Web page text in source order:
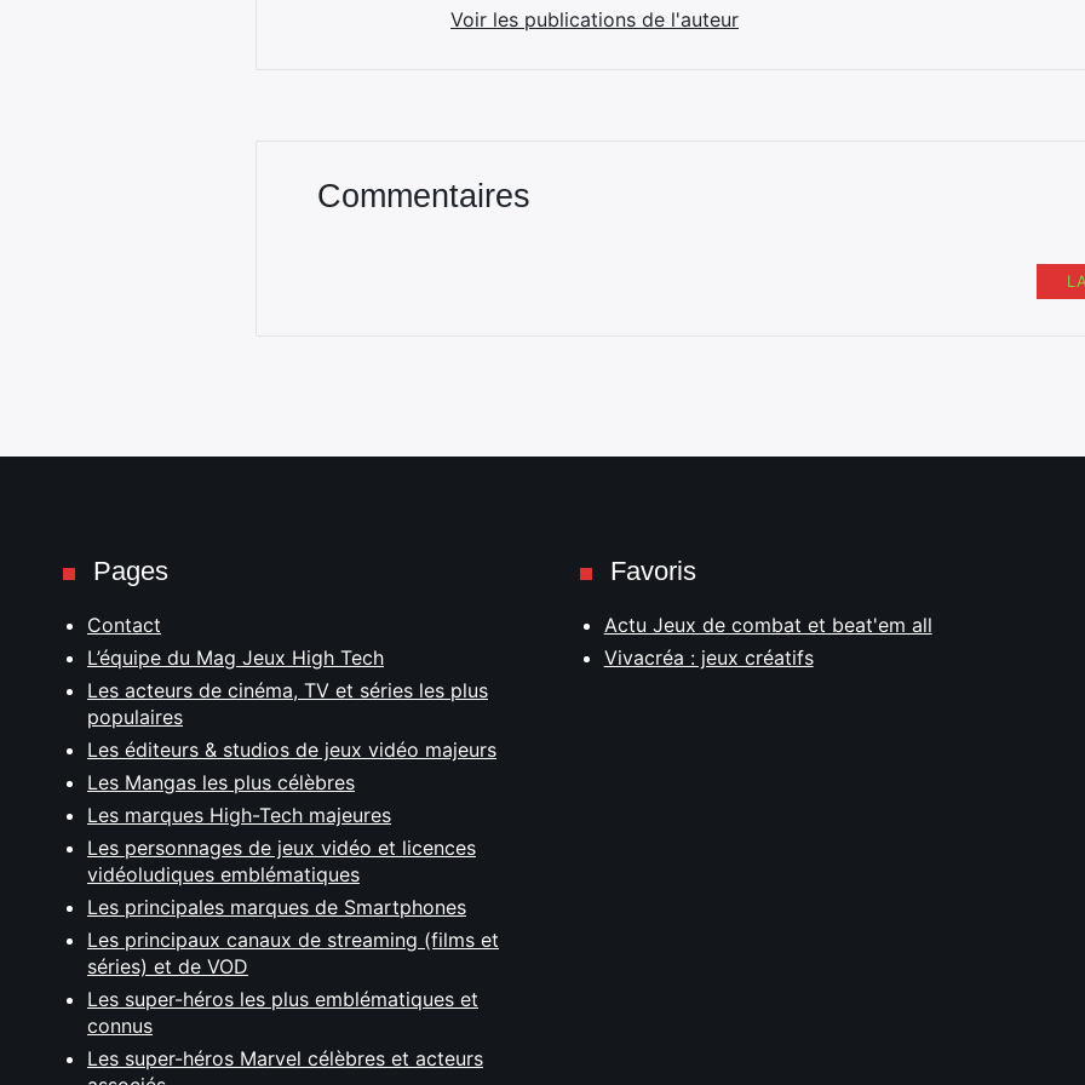
Voir les publications de l'auteur
Commentaires
Pages
Contact
L’équipe du Mag Jeux High Tech
Les acteurs de cinéma, TV et séries les plus
populaires
Les éditeurs & studios de jeux vidéo majeurs
Les Mangas les plus célèbres
Les marques High-Tech majeures
Les personnages de jeux vidéo et licences
vidéoludiques emblématiques
Les principales marques de Smartphones
Les principaux canaux de streaming (films et
séries) et de VOD
Les super-héros les plus emblématiques et
connus
Les super-héros Marvel célèbres et acteurs
Favoris
Actu Jeux de combat et beat'em all
Vivacréa : jeux créatifs